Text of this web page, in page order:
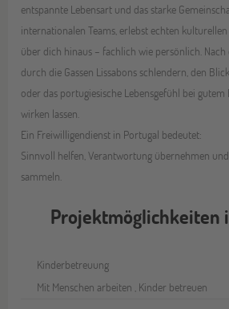
entspannte Lebensart und das starke
internationalen Teams, erlebst echten
über dich hinaus – fachlich wie persönlich.
durch die Gassen Lissabons schlendern, den
oder das portugiesische Lebensgefühl bei gutem
wirken lassen.
Ein Freiwilligendienst in Portugal bedeutet:
Sinnvoll helfen, Verantwortung übernehmen
sammeln.
Projektmöglichkeiten
Kinderbetreuung
Mit Menschen arbeiten Kinder betreuen